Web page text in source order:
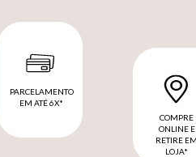
PARCELAMENTO
EM ATÉ 6X*
COMPRE
ONLINE E
RETIRE EM
LOJA*